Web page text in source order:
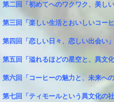
第二回「初めてへのワクワク、美しい
第三回「楽しい生活とおいしいコーヒ
第四回「恋しい日々、恋しい出会い」
第五回「溢れるほどの星空と、異文化
第六回「コーヒーの魅力と、未来への
第七回「ティモールという異文化の社